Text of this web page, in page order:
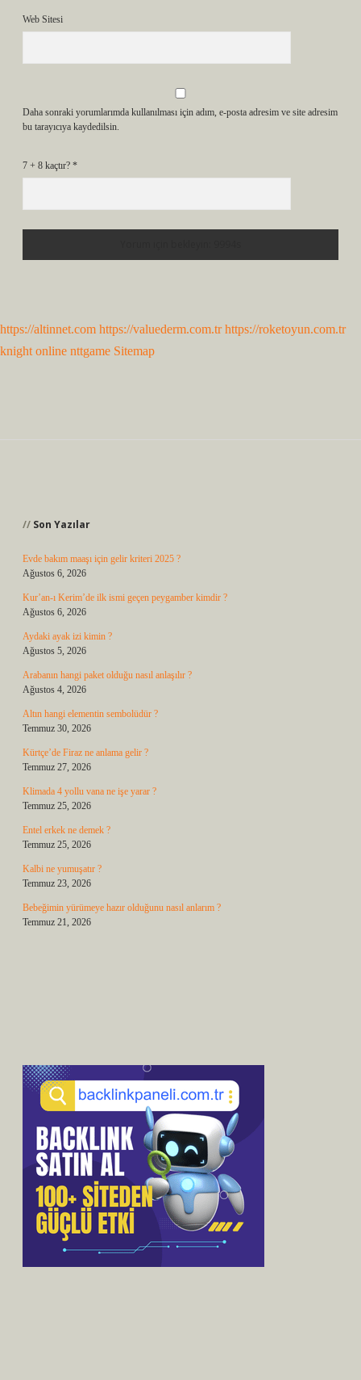
Web Sitesi
Daha sonraki yorumlarımda kullanılması için adım, e-posta adresim ve site adresim
bu tarayıcıya kaydedilsin.
7 + 8 kaçtır? *
https://altinnet.com https://valuederm.com.tr https://roketoyun.com.tr
knight online nttgame Sitemap
Son Yazılar
Evde bakım maaşı için gelir kriteri 2025 ?
Ağustos 6, 2026
Kur’an-ı Kerim’de ilk ismi geçen peygamber kimdir ?
Ağustos 6, 2026
Aydaki ayak izi kimin ?
Ağustos 5, 2026
Arabanın hangi paket olduğu nasıl anlaşılır ?
Ağustos 4, 2026
Altın hangi elementin sembolüdür ?
Temmuz 30, 2026
Kürtçe’de Firaz ne anlama gelir ?
Temmuz 27, 2026
Klimada 4 yollu vana ne işe yarar ?
Temmuz 25, 2026
Entel erkek ne demek ?
Temmuz 25, 2026
Kalbi ne yumuşatır ?
Temmuz 23, 2026
Bebeğimin yürümeye hazır olduğunu nasıl anlarım ?
Temmuz 21, 2026